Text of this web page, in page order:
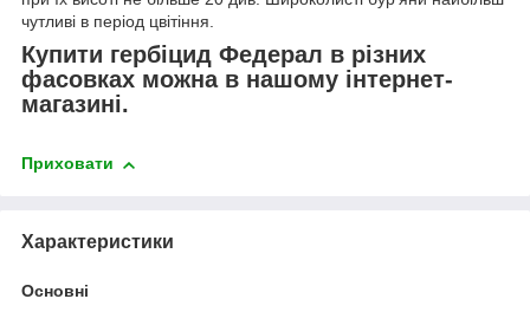
чутливі в період цвітіння.
Купити гербіцид Федерал в різних
фасовках можна в нашому інтернет-
магазині.
Приховати
Характеристики
Основні